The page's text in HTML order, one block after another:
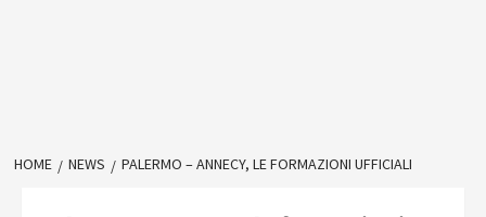
HOME NEWS PALERMO – ANNECY, LE FORMAZIONI UFFICIALI